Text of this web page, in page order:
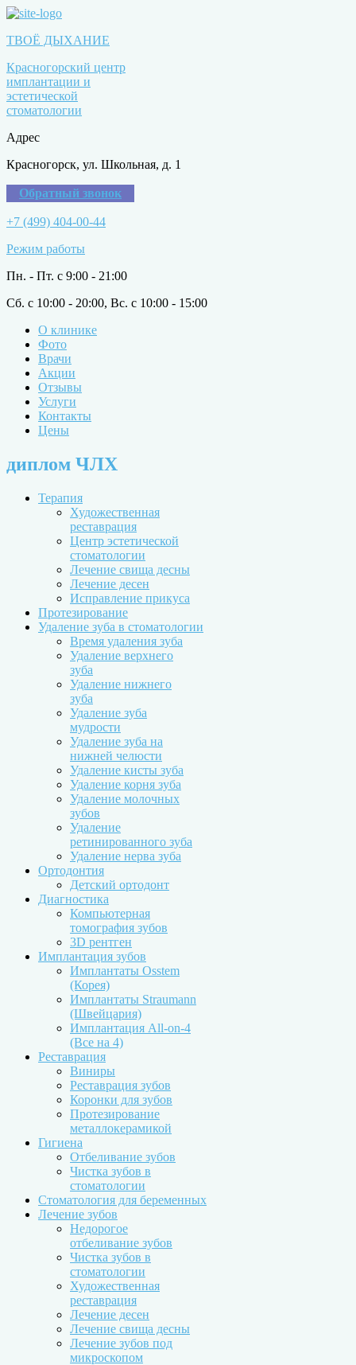
ТВОЁ ДЫХАНИЕ
Красногорский центр
имплантации и
эстетической
стоматологии
Адрес
Красногорск, ул. Школьная, д. 1
Обратный звонок
+7 (499) 404-00-44
Режим работы
Пн. - Пт. с 9:00 - 21:00
Сб. с 10:00 - 20:00, Вс. с 10:00 - 15:00
О клинике
Фото
Врачи
Акции
Отзывы
Услуги
Контакты
Цены
диплом ЧЛХ
Терапия
Художественная
реставрация
Центр эстетической
стоматологии
Лечение свища десны
Лечение десен
Исправление прикуса
Протезирование
Удаление зуба в стоматологии
Время удаления зуба
Удаление верхнего
зуба
Удаление нижнего
зуба
Удаление зуба
мудрости
Удаление зуба на
нижней челюсти
Удаление кисты зуба
Удаление корня зуба
Удаление молочных
зубов
Удаление
ретинированного зуба
Удаление нерва зуба
Ортодонтия
Детский ортодонт
Диагностика
Компьютерная
томография зубов
3D рентген
Имплантация зубов
Имплантаты Osstem
(Корея)
Имплантаты Straumann
(Швейцария)
Имплантация All-on-4
(Все на 4)
Реставрация
Виниры
Реставрация зубов
Коронки для зубов
Протезирование
металлокерамикой
Гигиена
Отбеливание зубов
Чистка зубов в
стоматологии
Стоматология для беременных
Лечение зубов
Недорогое
отбеливание зубов
Чистка зубов в
стоматологии
Художественная
реставрация
Лечение десен
Лечение свища десны
Лечение зубов под
микроскопом